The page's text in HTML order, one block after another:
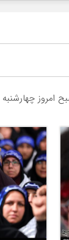
اسلامی دیدار کردند.